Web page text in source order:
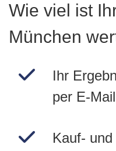
Wie viel ist
München
Ihr
per E-Mail
Kauf-